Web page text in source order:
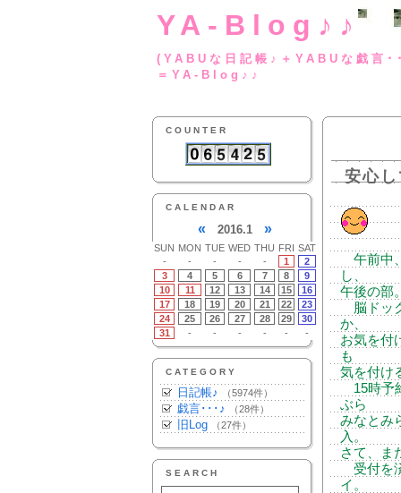
YA-Blog♪♪
(YABUな日記帳♪
＝YA-Blog♪♪
COUNTER
CALENDAR
« 2016.1 »
SUN MON TUE WED THU FRI SAT
-
- - - - 1
2
3
4 5 6 7 8
9
10
11 12 13 14 15
16
17
18 19 20 21 22
23
24
25 26 27 28 29
30
31
- - - - - -
CATEGORY
日記帳♪ （5974件）
戯言･･･♪ （28件）
旧Log （27件）
SEARCH
安心
午前中
し、
午後の部
脳ドッ
か、
お気を付
も
気を付け
15時予
ぶら
みなとみ
入。
さて、ま
受付を
イ。